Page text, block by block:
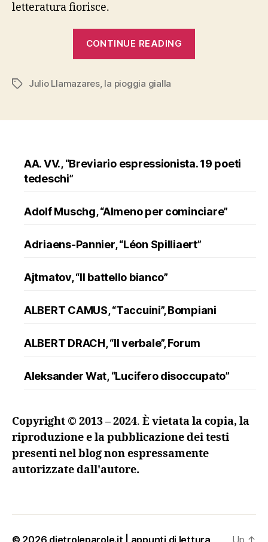
letteratura fiorisce.
CONTINUE READING
TagsJulio Llamazares, la pioggia gialla
AA. VV., “Breviario espressionista. 19 poeti
tedeschi”
Adolf Muschg, “Almeno per cominciare”
Adriaens-Pannier, “Léon Spilliaert”
Ajtmatov, “Il battello bianco”
ALBERT CAMUS, “Taccuini”, Bompiani
ALBERT DRACH, “Il verbale”, Forum
Aleksander Wat, “Lucifero disoccupato”
ranuncolo”, Oscar Mondadori
Andreev, “Lazzaro e altre novelle”
Angelo Maria Ripellino, “Il trucco e l’anima. I
Copyright © 2013 – 2024. È vietata la copia, la
riproduzione e la pubblicazione dei testi
presenti nel blog non espressamente
autorizzate dall'autore.
© 2026 dietroleparole.it | appunti di lettura Up ↑